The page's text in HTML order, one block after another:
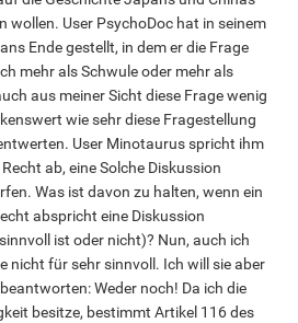
wollen. User PsychoDoc hat in seinem
Ende gestellt, in dem er die Frage
mehr als Schwule oder mehr als
aus meiner Sicht diese Frage wenig
wie sehr diese Fragestellung
User Minotaurus spricht ihm
ab, eine Solche Diskussion
Was ist davon zu halten, wenn ein
abspricht eine Diskussion
ist oder nicht)? Nun, auch ich
nicht für sehr sinnvoll. Ich will sie aber
Weder noch! Da ich die
besitze, bestimmt Artikel 116 des